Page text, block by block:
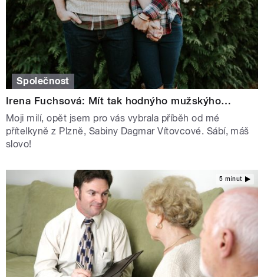
Společnost
Irena Fuchsová: Mít tak hodnýho mužskýho…
Moji milí, opět jsem pro vás vybrala příběh od mé
přítelkyně z Plzně, Sabiny Dagmar Vítovcové. Sábí, máš
slovo!
5 minut